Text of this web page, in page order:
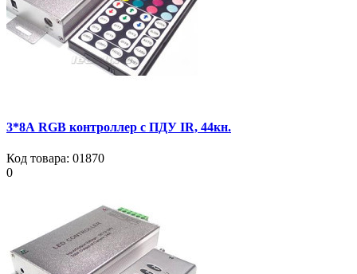
3*8А RGB контроллер с ПДУ IR, 44кн.
Код товара: 01870
0